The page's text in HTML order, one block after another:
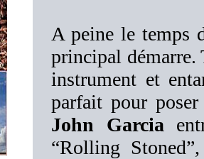
A peine le temps
principal démarre.
instrument et
parfait pour
John Garcia
“Rolling